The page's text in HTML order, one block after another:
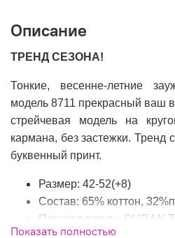
Описание
ТРЕНД СЕЗОНА!
Тонкие, весенне-летние
модель 8711 прекрасный ваш
стрейчевая модель на
кармана, без застежки. Тренд
буквенный принт.
Размер: 42-52(+8)
Состав: 65% коттон,
Производитель: DURAN
Показать полностью